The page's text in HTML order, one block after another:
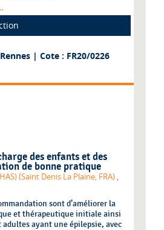
| Cote : FR20/0226
des enfants et des
de bonne pratique
(Saint Denis La Plaine, FRA) ,
sont d’améliorer la
et thérapeutique initiale ainsi
ayant une épilepsie, avec